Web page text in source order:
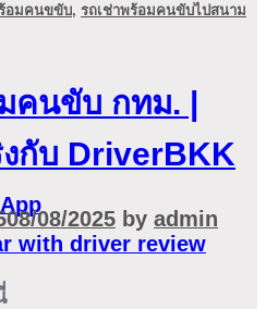
อมคนขขับ, รถเช่าพร้อมคนขับไปสนาม
คนขับ กทม. |
กับ DriverBKK
08/08/2025 by admin